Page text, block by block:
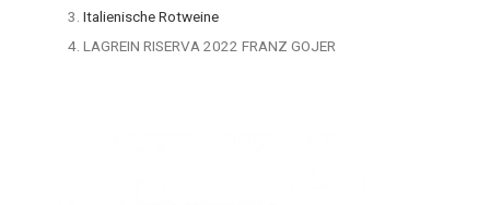
Italienische Rotweine
LAGREIN RISERVA 2022 FRANZ GOJER